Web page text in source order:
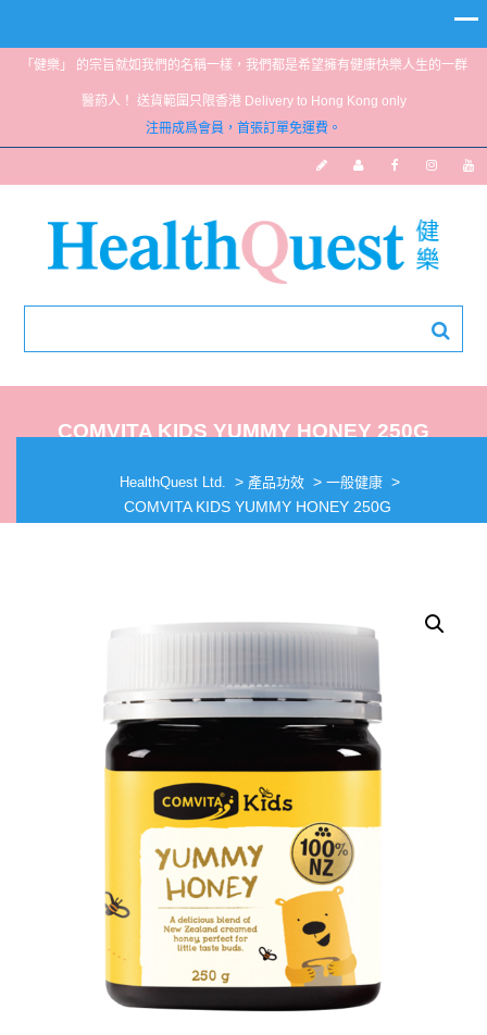
「健樂」 的宗旨就如我們的名稱一樣，我們都是希望擁有健康快樂人生的一群
醫葯人！ 送貨範圍只限香港 Delivery to Hong Kong only
注冊成爲會員，首張訂單免運費。
COMVITA KIDS YUMMY HONEY 250G
HealthQuest Ltd. > 產品功效 > 一般健康 >
COMVITA KIDS YUMMY HONEY 250G